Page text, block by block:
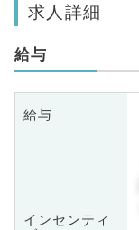
求人詳細
給与
給与
インセンティ